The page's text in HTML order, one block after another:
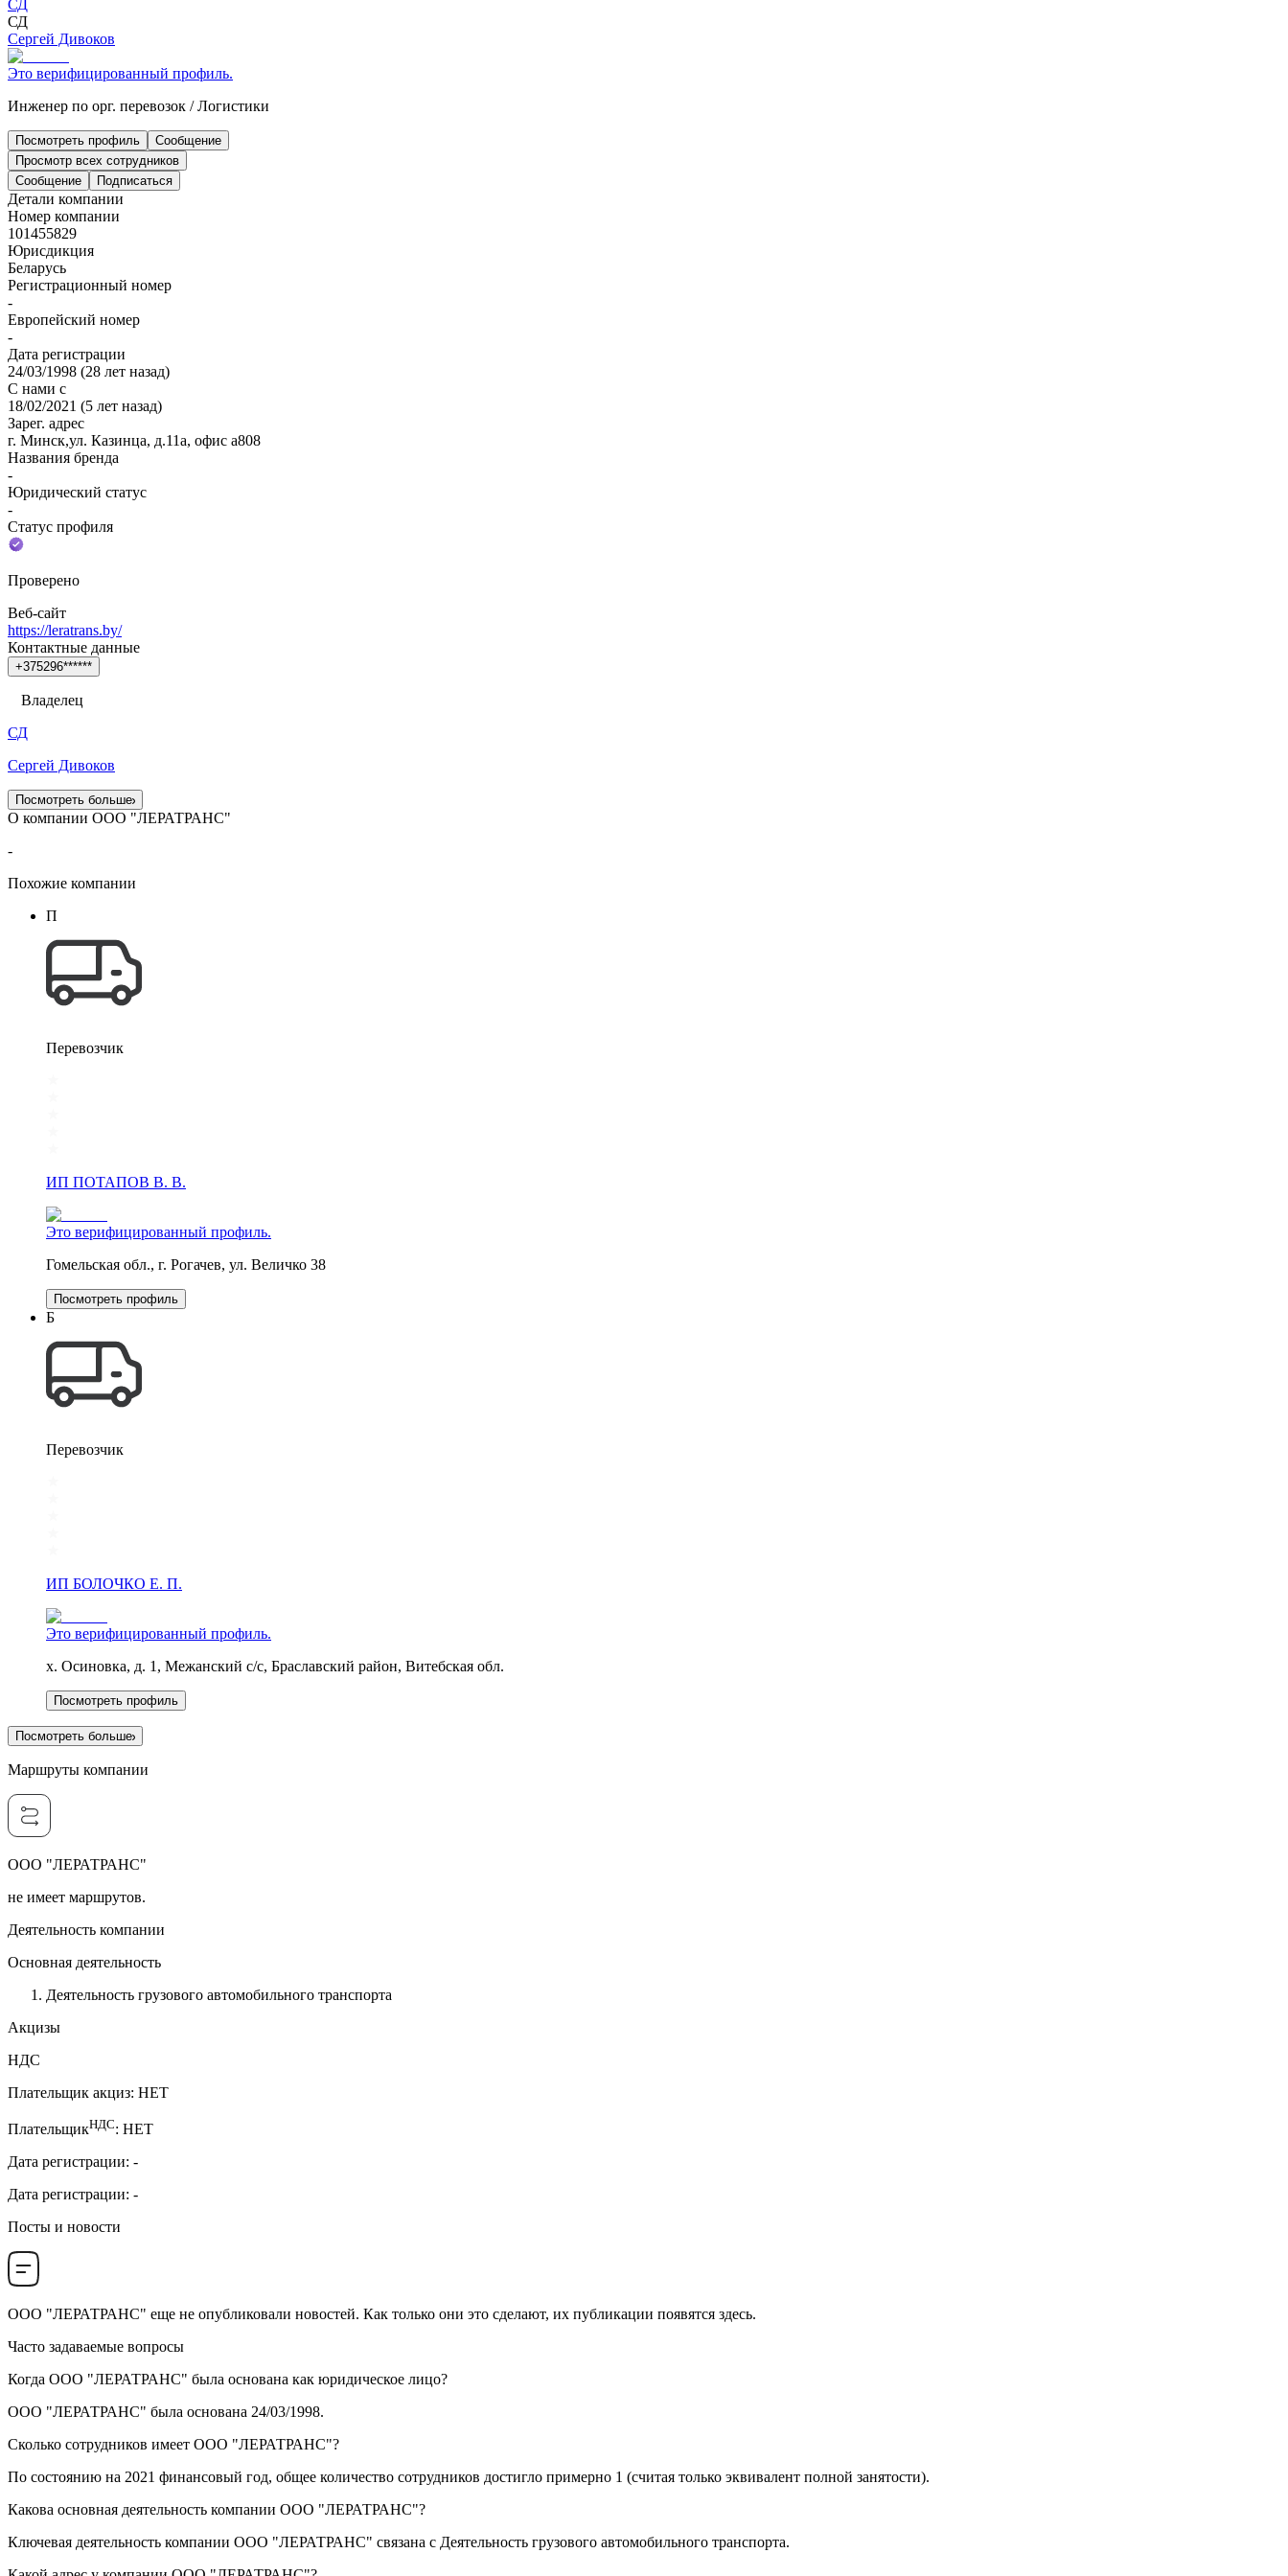
СД
СД
Сергей Дивоков
Это верифицированный профиль.
Инженер по орг. перевозок /Логистики
Посмотреть профиль
Сообщение
Просмотр всех сотрудников
Сообщение
Подписаться
Детали компании
Номер компании
101455829
Юрисдикция
Беларусь
Регистрационный номер
-
Европейский номер
-
Дата регистрации
24/03/1998 (28 лет назад)
С нами с
18/02/2021 (5 лет назад)
Зарег. адрес
г. Минск,ул. Казинца, д.11а, офис а808
Названия бренда
-
Юридический статус
-
Статус профиля
Проверено
Веб-сайт
https://leratrans.by/
Контактные данные
+375296******
Владелец
СД
Сергей Дивоков
Посмотреть больше
О компании ООО "ЛЕРАТРАНС"
-
Похожие компании
П
Перевозчик
ИП ПОТАПОВ В. В.
Это верифицированный профиль.
Гомельская обл., г. Рогачев, ул. Величко 38
Посмотреть профиль
Б
Перевозчик
ИП БОЛОЧКО Е. П.
Это верифицированный профиль.
х. Осиновка, д. 1, Межанский с/с, Браславский район, Витебская обл.
Посмотреть профиль
Посмотреть больше
Маршруты компании
ООО "ЛЕРАТРАНС"
не имеет маршрутов.
Деятельность компании
Основная деятельность
Деятельность грузового автомобильного транспорта
Акцизы
НДС
Плательщик акциз: НЕТ
ПлательщикНДС: НЕТ
Дата регистрации: -
Дата регистрации: -
Посты и новости
ООО "ЛЕРАТРАНС" еще не опубликовали новостей. Как только они это сделают, их публикации появятся здесь.
Часто задаваемые вопросы
Когда ООО "ЛЕРАТРАНС" была основана как юридическое лицо?
ООО "ЛЕРАТРАНС" была основана 24/03/1998.
Сколько сотрудников имеет ООО "ЛЕРАТРАНС"?
По состоянию на 2021 финансовый год, общее количество сотрудников достигло примерно 1 (считая только эквивалент полной занятости).
Какова основная деятельность компании ООО "ЛЕРАТРАНС"?
Ключевая деятельность компании ООО "ЛЕРАТРАНС" связана с Деятельность грузового автомобильного транспорта.